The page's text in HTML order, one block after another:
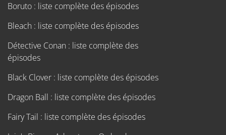
Boruto : liste complète des épisodes
Bleach : liste complète des épisodes
Détective Conan : liste complète des
épisodes
Black Clover : liste complète des épisodes
Dragon Ball : liste complète des épisodes
Fairy Tail : liste complète des épisodes